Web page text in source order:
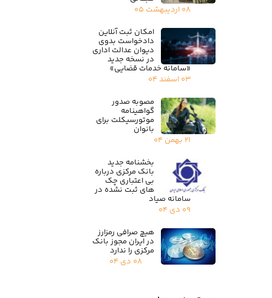
۰۸ اردیبهشت ۰۵
امکان ثبت آنلاین
دادخواست بدوی
دیوان عدالت اداری
در نسخه جدید
«سامانه خدمات قضایی»
۰۳ اسفند ۰۴
مصوبه صدور
گواهینامه
موتورسیکلت برای
بانوان
۲۱ بهمن ۰۴
بخشنامه جدید
بانک مرکزی درباره
بی اعتباری چک
های ثبت نشده در
سامانه صیاد
۰۹ دی ۰۴
هیچ صرافی رمزارز
در ایران مجوز بانک
مرکزی را ندارد
۰۸ دی ۰۴